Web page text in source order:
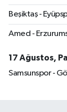
Beşiktaş -
Amed -
17 Ağustos,
Samsunspor -